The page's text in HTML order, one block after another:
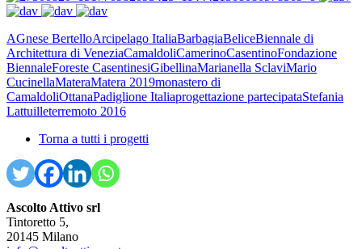
AGnese BertelloArcipelago ItaliaBarbagiaBeliceBiennale di
Architettura di VeneziaCamaldoliCamerinoCasentinoFondazione
BiennaleForeste CasentinesiGibellinaMarianella SclaviMario
CucinellaMateraMatera 2019monastero di
CamaldoliOttanaPadiglione Italiaprogettazione partecipataStefania
Lattuilleterremoto 2016
Torna a tutti i progetti
Ascolto Attivo srl
Tintoretto 5,
20145 Milano